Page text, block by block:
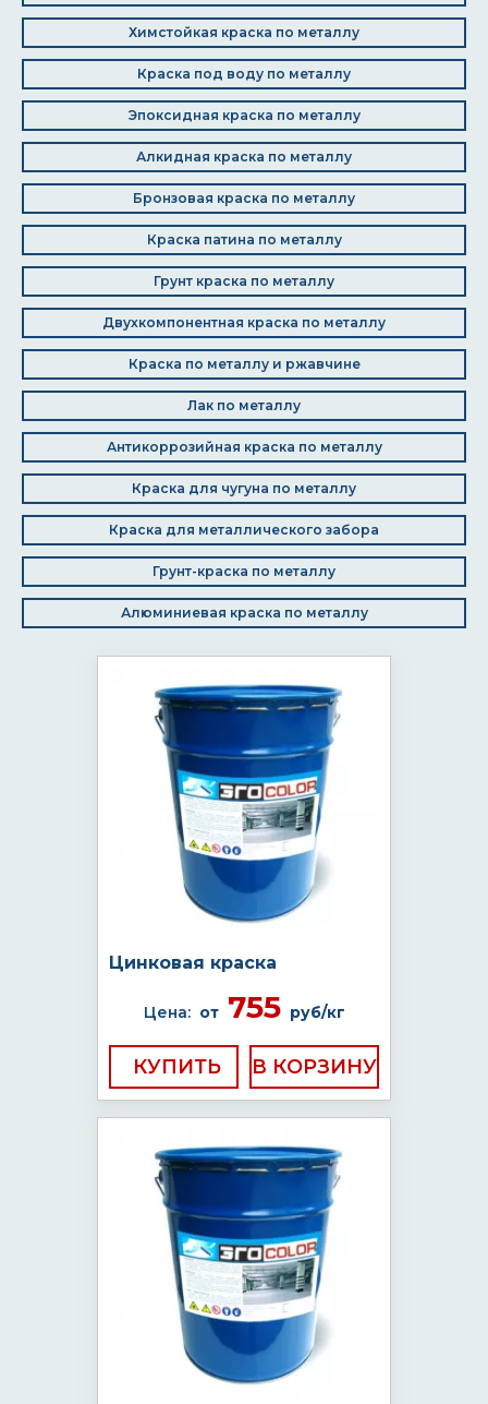
Химстойкая краска по металлу
Краска под воду по металлу
Эпоксидная краска по металлу
Алкидная краска по металлу
Бронзовая краска по металлу
Краска патина по металлу
Грунт краска по металлу
Двухкомпонентная краска по металлу
Краска по металлу и ржавчине
Лак по металлу
Антикоррозийная краска по металлу
Краска для чугуна по металлу
Краска для металлического забора
Грунт-краска по металлу
Алюминиевая краска по металлу
Цинковая краска
Цена: от755 руб/кг
КУПИТЬ